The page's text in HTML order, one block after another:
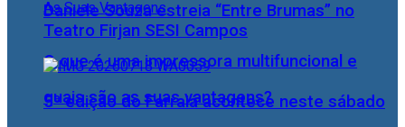
O que é uma impressora multifuncional e
quais são as suas vantagens?
Daniele Souza estreia “Entre Brumas” no
Teatro Firjan SESI Campos
5ª edição do Farraiá acontece neste sábado